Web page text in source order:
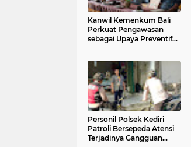
Kanwil Kemenkum Bali
Perkuat Pengawasan
sebagai Upaya Preventif
Personil Polsek Kediri
Patroli Bersepeda Atensi
Terjadinya Gangguan